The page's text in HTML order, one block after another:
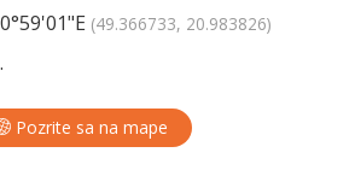
(49.366733, 20.983826)
Pozrite sa na mape